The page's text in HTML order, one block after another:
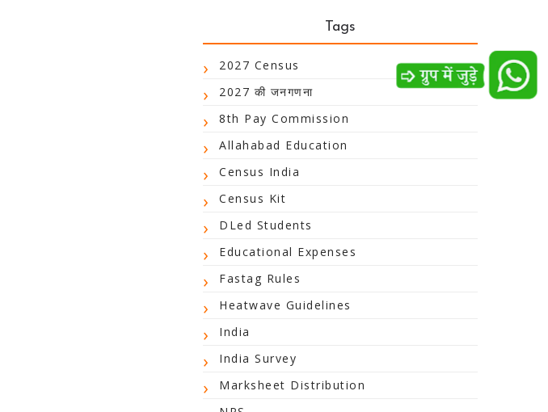
Tags
2027 Census
2027 की जनगणना
8th Pay Commission
Allahabad Education
Census India
Census Kit
DLed Students
Educational Expenses
Fastag Rules
Heatwave Guidelines
India
India Survey
Marksheet Distribution